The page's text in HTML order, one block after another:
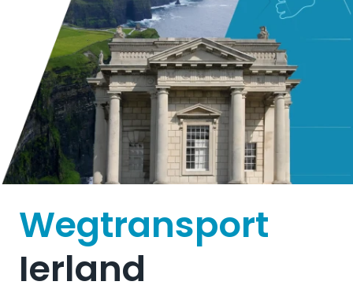
Wegtransport
Ierland